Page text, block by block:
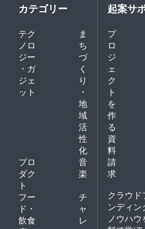
カテゴリー
テク
ノロ
ジー
・ガ
ジェ
ット
ま
ち
づ
く
り
・
地
域
活
性
化
プロ
ダク
ト
音
楽
フー
ド・
飲食
チ
ャ
レ
起案サ
プ
ロ
ジ
ェ
ク
ト
を
作
る
資
料
請
求
クラウド
ンディン
ノウハウ